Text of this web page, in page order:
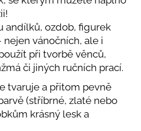
andílků, ozdob, figurek
vánočních, ale i
při tvorbě věnců,
či jiných ručních prací.
tvaruje a přitom pevně
(stříbrné, zlaté nebo
krásný lesk a